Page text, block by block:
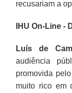
recusariam a
IHU On-Line -
Luís de
audiência
promovida pelo
muito rico em